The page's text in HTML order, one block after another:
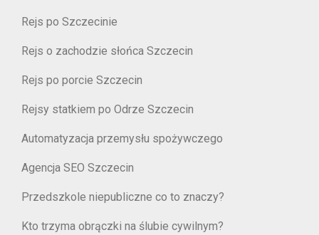
Rejs po Szczecinie
Rejs o zachodzie słońca Szczecin
Rejs po porcie Szczecin
Rejsy statkiem po Odrze Szczecin
Automatyzacja przemysłu spożywczego
Agencja SEO Szczecin
Przedszkole niepubliczne co to znaczy?
Kto trzyma obrączki na ślubie cywilnym?